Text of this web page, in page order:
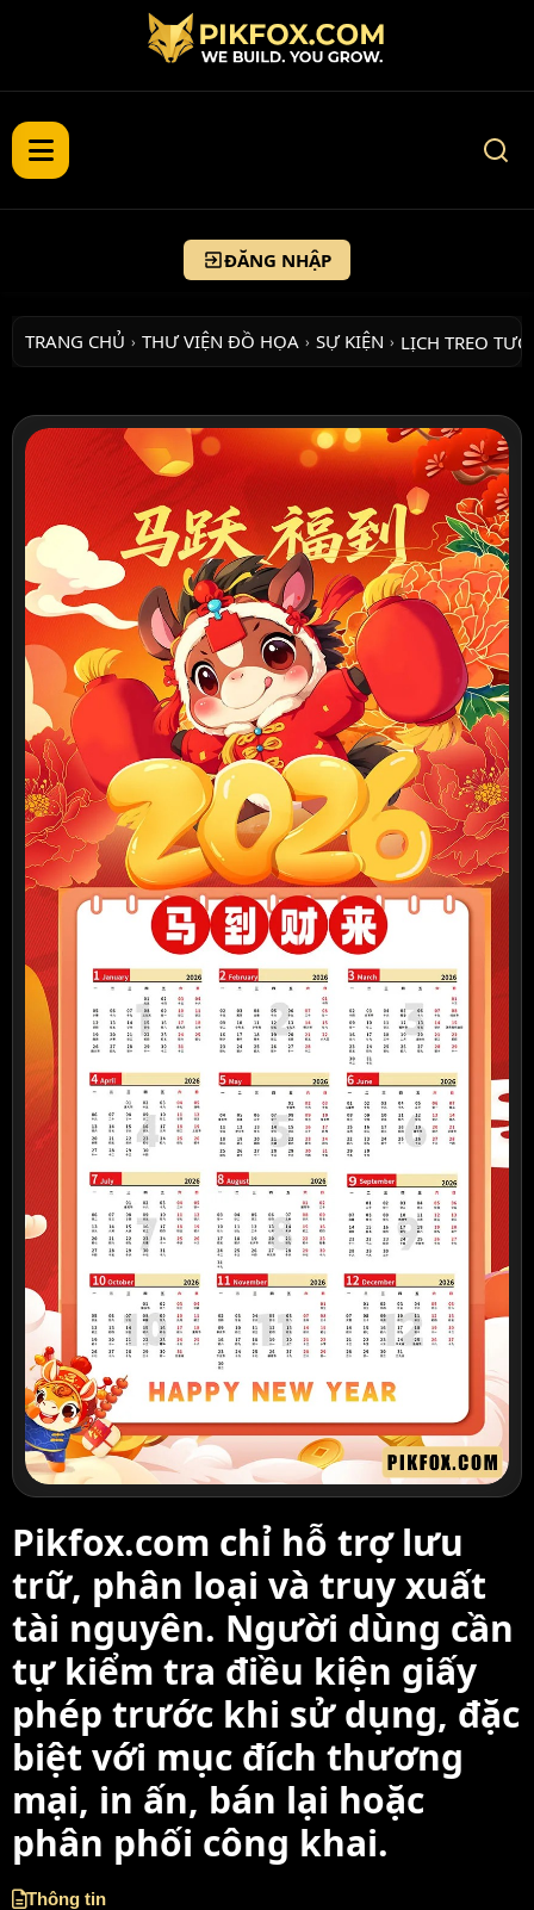
ĐĂNG NHẬP
TRANG CHỦ › THƯ VIỆN ĐỒ HỌA › SỰ KIỆN › LỊCH TREO
Pikfox.com chỉ hỗ trợ lưu
trữ, phân loại và truy xuất
tài nguyên. Người dùng cần
tự kiểm tra điều kiện giấy
phép trước khi sử dụng, đặc
biệt với mục đích thương
mại, in ấn, bán lại hoặc
phân phối công khai.
Thông tin